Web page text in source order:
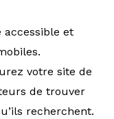
accessible et
votre site de
de trouver
recherchent.